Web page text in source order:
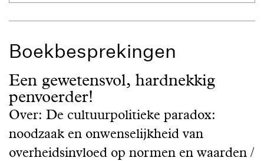
Boekbesprekingen
Een gewetensvol, hardnekkig
penvoerder!
Over: De cultuurpolitieke paradox:
noodzaak en onwenselijkheid van
overheidsinvloed op normen en waarden /